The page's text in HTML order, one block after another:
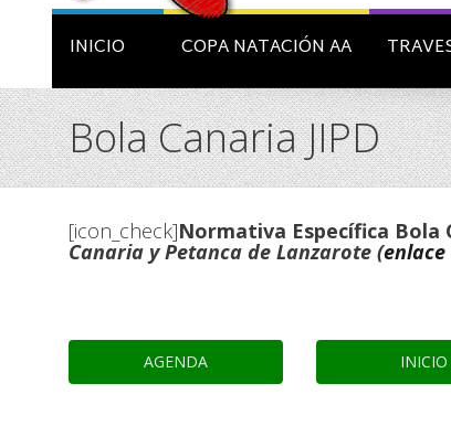
INICIO COPA NATACIÓN AA
Bola Canaria JIPD
[icon_check]Normativa Específica Bola
Canaria y Petanca de Lanzarote (
AGENDA INICIO